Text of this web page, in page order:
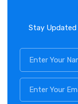
Stay